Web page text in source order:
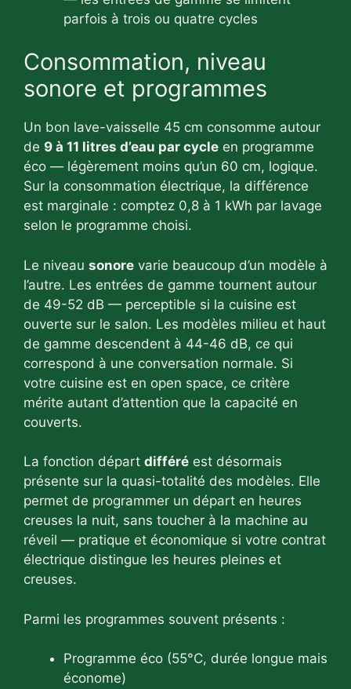
parfois à trois ou quatre cycles
Consommation, niveau
sonore et programmes
Un bon lave-vaisselle 45 cm consomme autour
de 9 à 11 litres d’eau par cycle en programme
éco — légèrement moins qu’un 60 cm, logique.
Sur la consommation électrique, la différence
est marginale : comptez 0,8 à 1 kWh par lavage
selon le programme choisi.
Le niveau sonore varie beaucoup d’un modèle à
l’autre. Les entrées de gamme tournent autour
de 49-52 dB — perceptible si la cuisine est
ouverte sur le salon. Les modèles milieu et haut
de gamme descendent à 44-46 dB, ce qui
correspond à une conversation normale. Si
votre cuisine est en open space, ce critère
mérite autant d’attention que la capacité en
couverts.
La fonction départ différé est désormais
présente sur la quasi-totalité des modèles. Elle
permet de programmer un départ en heures
creuses la nuit, sans toucher à la machine au
réveil — pratique et économique si votre contrat
électrique distingue les heures pleines et
creuses.
Parmi les programmes souvent présents :
Programme éco (55°C, durée longue mais
économe)